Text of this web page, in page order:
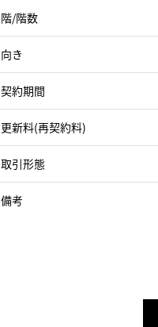
階/階数
向き
契約期間
更新料(再契約料)
取引形態
備考